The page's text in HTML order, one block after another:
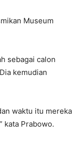
Museum
sebagai calon
kemudian
waktu itu mereka
kata Prabowo.